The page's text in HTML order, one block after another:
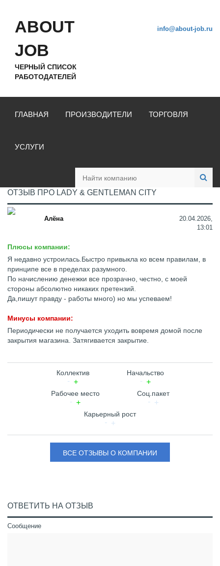
ABOUT
JOB
ЧЕРНЫЙ СПИСОК
РАБОТОДАТЕЛЕЙ
info@about-job.ru
ГЛАВНАЯ ПРОИЗВОДИТЕЛИ ТОРГОВЛЯ
УСЛУГИ
ОТЗЫВ ПРО LADY & GENTLEMAN CITY
Алёна
20.04.2026,
13:01
Плюсы компании:
Я недавно устроилась.Быстро привыкла ко всем правилам, в
принципе все в пределах разумного.
По начислению денежки все прозрачно, честно, с моей
стороны абсолютно никаких претензий.
Да,пишут правду - работы много) но мы успеваем!
Минусы компании:
Периодически не получается уходить вовремя домой после
закрытия магазина. Затягивается закрытие.
Коллектив Начальство
Рабочее место Соц.пакет
Карьерный рост
ВСЕ ОТЗЫВЫ О КОМПАНИИ
ОТВЕТИТЬ НА ОТЗЫВ
Сообщение